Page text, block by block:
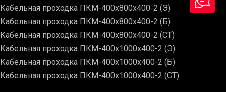
Кабельная проходка ПКМ-400х800х400-2 (Э)
Кабельная проходка ПКМ-400х800х400-2 (Б)
Кабельная проходка ПКМ-400х800х400-2 (СТ)
Кабельная проходка ПКМ-400х1000х400-2 (Э)
Кабельная проходка ПКМ-400х1000х400-2 (Б)
Кабельная проходка ПКМ-400х1000х400-2 (СТ)